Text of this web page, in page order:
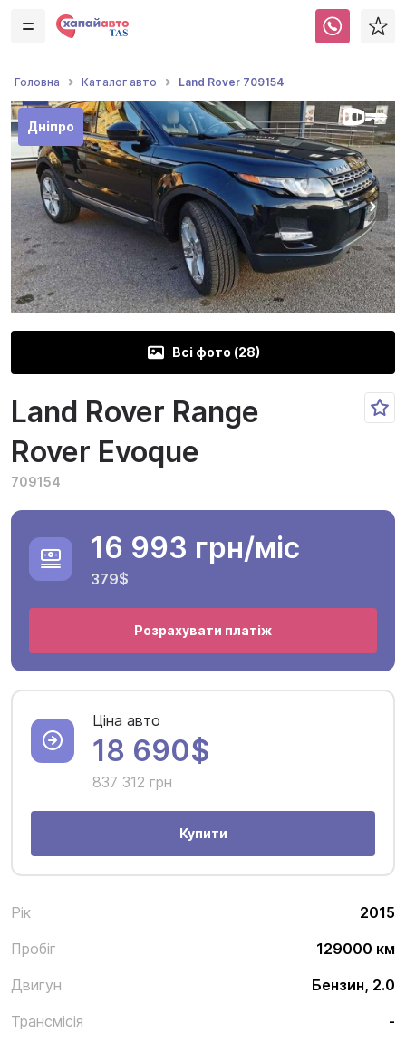
Головна Каталог авто Land Rover 709154
Дніпро
Всі фото (28)
Land Rover Range
Rover Evoque
709154
Рік
2015
Пробіг
129000 км
Двигун
Бензин, 2.0
Трансмісія
-
16 993 грн/міс
379$
Розрахувати платіж
Ціна авто
18 690$
837 312 грн
Купити